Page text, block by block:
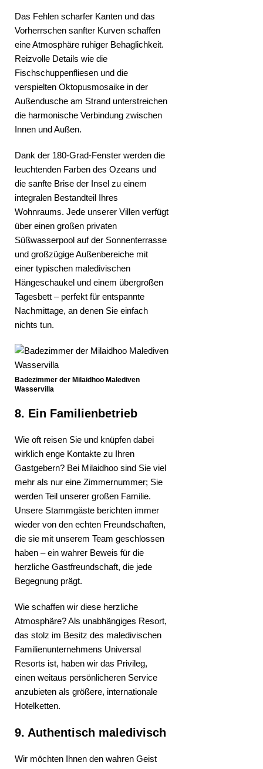
Das Fehlen scharfer Kanten und das
Vorherrschen sanfter Kurven schaffen
eine Atmosphäre ruhiger Behaglichkeit.
Reizvolle Details wie die
Fischschuppenfliesen und die
verspielten Oktopusmosaike in der
Außendusche am Strand unterstreichen
die harmonische Verbindung zwischen
Innen und Außen.
Dank der 180-Grad-Fenster werden die
leuchtenden Farben des Ozeans und
die sanfte Brise der Insel zu einem
integralen Bestandteil Ihres
Wohnraums. Jede unserer Villen verfügt
über einen großen privaten
Süßwasserpool auf der Sonnenterrasse
und großzügige Außenbereiche mit
einer typischen maledivischen
Hängeschaukel und einem übergroßen
Tagesbett – perfekt für entspannte
Nachmittage, an denen Sie einfach
nichts tun.
Badezimmer der Milaidhoo Malediven
Wasservilla
8. Ein Familienbetrieb
Wie oft reisen Sie und knüpfen dabei
wirklich enge Kontakte zu Ihren
Gastgebern? Bei Milaidhoo sind Sie viel
mehr als nur eine Zimmernummer; Sie
werden Teil unserer großen Familie.
Unsere Stammgäste berichten immer
wieder von den echten Freundschaften,
die sie mit unserem Team geschlossen
haben – ein wahrer Beweis für die
herzliche Gastfreundschaft, die jede
Begegnung prägt.
Wie schaffen wir diese herzliche
Atmosphäre? Als unabhängiges Resort,
das stolz im Besitz des maledivischen
Familienunternehmens Universal
Resorts ist, haben wir das Privileg,
einen weitaus persönlicheren Service
anzubieten als größere, internationale
Hotelketten.
9. Authentisch maledivisch
Wir möchten Ihnen den wahren Geist